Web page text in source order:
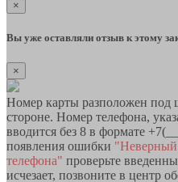
×
Вы уже оставляли отзыв к этому
×
Номер карты разположен под
стороне. Номер телефона,
вводится без 8 в формате
появления ошибки "Неверный
телефона" проверьте
исчезает, позвоните в центр